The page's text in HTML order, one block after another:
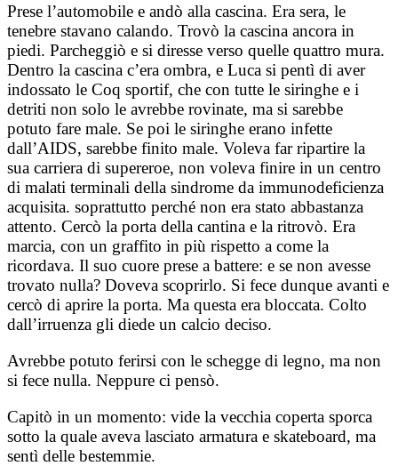
Prese l’automobile e andò alla cascina. Era sera, le
tenebre stavano calando. Trovò la cascina ancora in
piedi. Parcheggiò e si diresse verso quelle quattro mura.
Dentro la cascina c’era ombra, e Luca si pentì di aver
indossato le Coq sportif, che con tutte le siringhe e i
detriti non solo le avrebbe rovinate, ma si sarebbe
potuto fare male. Se poi le siringhe erano infette
dall’AIDS, sarebbe finito male. Voleva far ripartire la
sua carriera di supereroe, non voleva finire in un centro
di malati terminali della sindrome da immunodeficienza
acquisita. soprattutto perché non era stato abbastanza
attento. Cercò la porta della cantina e la ritrovò. Era
marcia, con un graffito in più rispetto a come la
ricordava. Il suo cuore prese a battere: e se non avesse
trovato nulla? Doveva scoprirlo. Si fece dunque avanti e
cercò di aprire la porta. Ma questa era bloccata. Colto
dall’irruenza gli diede un calcio deciso.
Avrebbe potuto ferirsi con le schegge di legno, ma non
si fece nulla. Neppure ci pensò.
Capitò in un momento: vide la vecchia coperta sporca
sotto la quale aveva lasciato armatura e skateboard, ma
sentì delle bestemmie.